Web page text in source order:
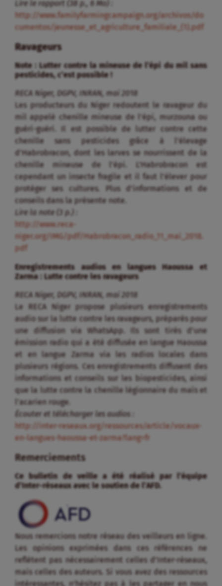
Lire le rapport (38 p., 6 Mo) :
http://www.familyfarmingcampaign.org/archivos/do
cumentos/jeunesse_et_agriculture_familiale_(1).pdf
Ravageurs
Note : Lutter contre la mineuse de l’épi du mil sans
pesticides, c’est possible !
RECA Niger, DGPV, INRAN, mai 2018
Les producteurs du Niger redoutent le ravageur du
mil appelé chenille mineuse de l’épi, murzouna ou
guéri-guéri. Il est possible de lutter contre cette
chenille sans pesticides grâce à l’élevage
d’Habrobracon, dont les larves se nourrissent de la
chenille mineuse de l’épi. L’Habrobracon est
cependant un insecte fragile et il faut l’élever pour
protéger ses cultures. Plus d’informations et de
conseils dans la présente note.
Lire la note (3 p.) :
http://www.reca-
niger.org/IMG/pdf/Habrobracon_radio_11_mai_2018.
pdf
Enregistrements audios en langues Haoussa et
Zarma : Lutte contre les ravageurs
RECA Niger, DGPV, INRAN, mai 2018
Le RECA Niger propose plusieurs enregistrements
audio sur la lutte contre les ravageurs, préparés pour
une diffusion via WhatsApp. Ils sont tirés d’une
émission radio qui a été diffusée en langue Haoussa
et en langue Zarma via les radios locales dans
plusieurs régions. Ces enregistrements diffusent des
informations et conseils sur les biopesticides, ainsi
que la lutte contre la chenille légionnaire du maïs et
l’acarien rouge.
Écouter et télécharger les audios :
http://inter-reseaux.org/ressources/article/vocaux-
en-langues-haoussa-et-zarma?lang=fr
Remerciements
Ce bulletin de veille a été réalisé par l’équipe
d’Inter-réseaux avec le soutien de l’AFD.
Nous remercions notre réseau des veilleurs en ligne.
Les opinions exprimées dans ces références ne
reflètent pas nécessairement celles d’Inter-réseaux,
mais celles des auteurs. Si vous avez des ressources
intéressantes, n’hésitez pas à les partager en nous